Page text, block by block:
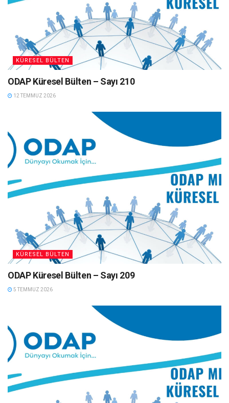
KÜRESEL BÜLTEN
ODAP Küresel Bülten – Sayı 210
12 TEMMUZ 2026
KÜRESEL BÜLTEN
ODAP Küresel Bülten – Sayı 209
5 TEMMUZ 2026